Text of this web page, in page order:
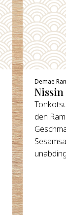
Demae
Nissin
den